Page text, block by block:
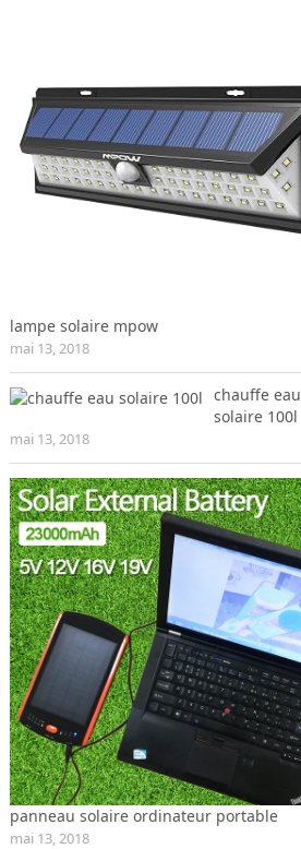
lampe solaire mpow
mai 13, 2018
chauffe eau
solaire 100l
mai 13, 2018
panneau solaire ordinateur portable
mai 13, 2018